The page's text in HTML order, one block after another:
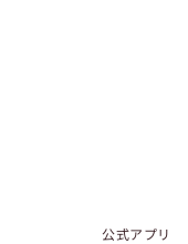
公式アプリ